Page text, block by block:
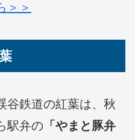
＞＞
谷鉄道の紅葉は、秋
駅弁の 「やまと豚弁